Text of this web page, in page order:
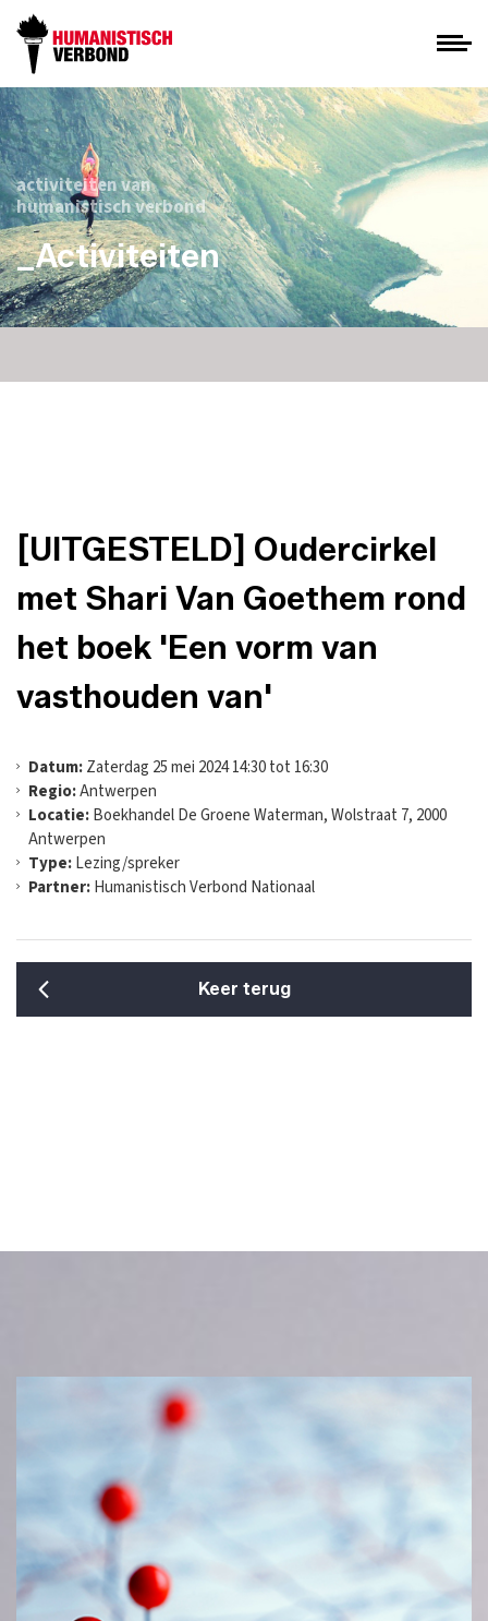
activiteiten van
humanistisch verbond
_Activiteiten
[UITGESTELD] Oudercirkel
met Shari Van Goethem rond
het boek 'Een vorm van
vasthouden van'
Datum:Zaterdag 25 mei 2024 14:30 tot 16:30
Regio:Antwerpen
Locatie:Boekhandel De Groene Waterman, Wolstraat 7, 2000
Antwerpen
Type:Lezing/spreker
Partner:Humanistisch Verbond Nationaal
Keer terug